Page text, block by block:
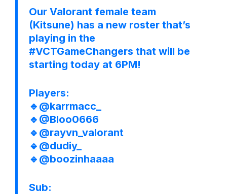
Our Valorant female team
(Kitsune) has a new roster that’s
playing in the
#VCTGameChangers that will be
starting today at 6PM!
Players:
🔹 @karrmacc_
🔹 @Bloo0666
🔹 @rayvn_valorant
🔹 @dudiy_
🔹 @boozinhaaaa
Sub: